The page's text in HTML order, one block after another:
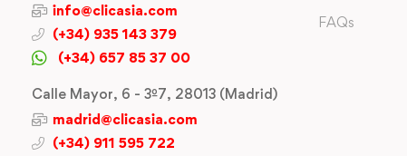
info@clicasia.com
(+34) 935 143 379
(+34) 657 85 37 00
Calle Mayor, 6 - 3º7, 28013 (Madrid)
madrid@clicasia.com
(+34) 911 595 722
FAQs